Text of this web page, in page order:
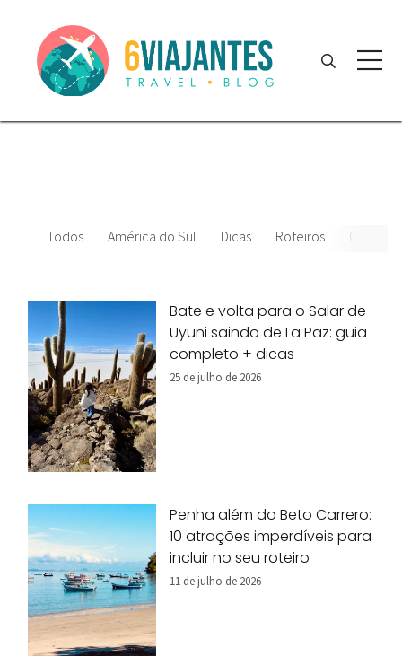
Todos América do Sul Dicas Roteiros Chile
Bate e volta para o Salar de
Uyuni saindo de La Paz: guia
completo + dicas
25 de julho de 2026
Penha além do Beto Carrero:
10 atrações imperdíveis para
incluir no seu roteiro
11 de julho de 2026